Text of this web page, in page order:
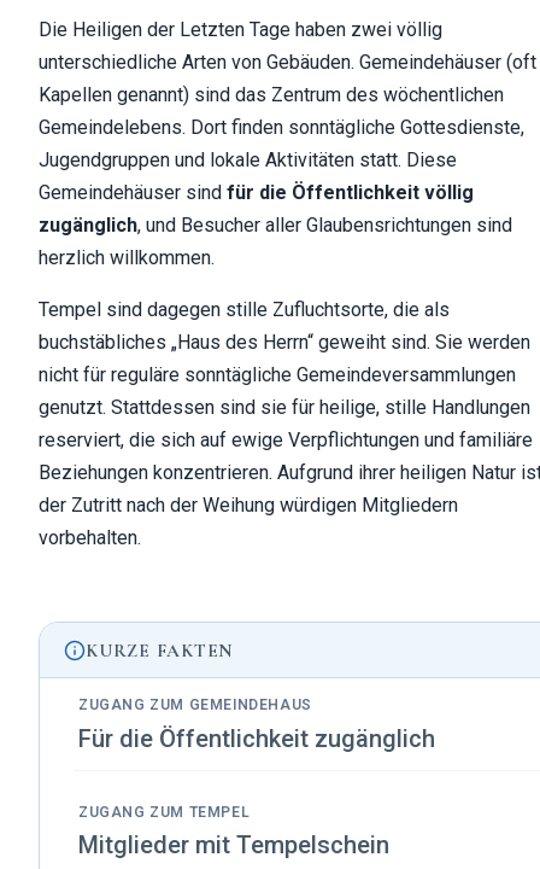
Die Heiligen der Letzten Tage haben zwei völlig
unterschiedliche Arten von Gebäuden. Gemeindehäuser (oft
Kapellen genannt) sind das Zentrum des wöchentlichen
Gemeindelebens. Dort finden sonntägliche Gottesdienste,
Jugendgruppen und lokale Aktivitäten statt. Diese
Gemeindehäuser sind für die Öffentlichkeit völlig
zugänglich, und Besucher aller Glaubensrichtungen sind
herzlich willkommen.
Tempel sind dagegen stille Zufluchtsorte, die als
buchstäbliches „Haus des Herrn“ geweiht sind. Sie werden
nicht für reguläre sonntägliche Gemeindeversammlungen
genutzt. Stattdessen sind sie für heilige, stille Handlungen
reserviert, die sich auf ewige Verpflichtungen und familiäre
Beziehungen konzentrieren. Aufgrund ihrer heiligen Natur
der Zutritt nach der Weihung würdigen Mitgliedern
vorbehalten.
KURZE FAKTEN
ZUGANG ZUM GEMEINDEHAUS
Für die Öffentlichkeit zugänglich
ZUGANG ZUM TEMPEL
Mitglieder mit Tempelschein